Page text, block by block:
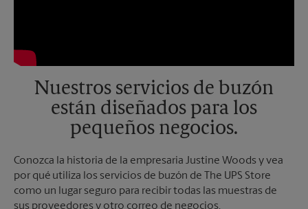
Nuestros servicios de buzón
están diseñados para los
pequeños negocios.
Conozca la historia de la empresaria Justine Woods y vea
por qué utiliza los servicios de buzón de The UPS Store
como un lugar seguro para recibir todas las muestras de
sus proveedores y otro correo de negocios.